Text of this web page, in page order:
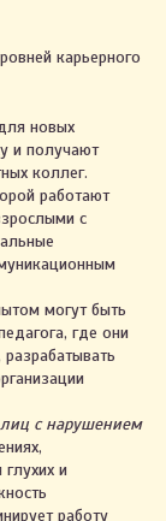
карьерного
новых
и получают
коллег.
работают
с
могут быть
где они
с нарушением
и
работу